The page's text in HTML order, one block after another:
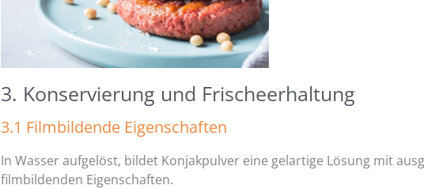
3. Konservierung und Frischeerhaltung
3.1 Filmbildende Eigenschaften
In Wasser aufgelöst, bildet Konjakpulver eine gelartige Lösung mit
filmbildenden Eigenschaften.